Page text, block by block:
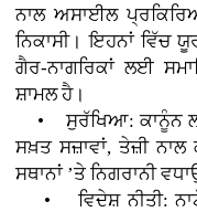
ਨਾਲ ਅਸਾਈਲ
ਨਿਕਾਸੀ। ਇਹਨਾਂ ਵਿੱਚ
ਗੈਰ-ਨਾਗਰਿਕਾਂ ਲਈ
ਸ਼ਾਮਲ ਹੈ।
• ਸੁਰੱਖਿਆ: ਕਾਨੂੰਨ
ਸਖ਼ਤ ਸਜ਼ਾਵਾਂ, ਤੇਜ਼ੀ
ਸਥਾਨਾਂ ’ਤੇ ਨਿਗਰਾਨੀ
• ਵਿਦੇਸ਼ ਨੀਤੀ: